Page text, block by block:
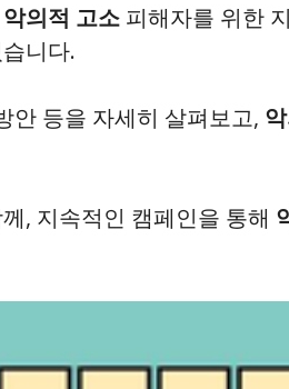
악의적 고소 피해자를 위한
니다.
안 등을 자세히 살펴보고,
, 지속적인 캠페인을 통해